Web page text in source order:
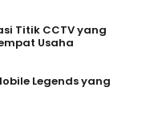
Titik CCTV yang
Usaha
Legends yang